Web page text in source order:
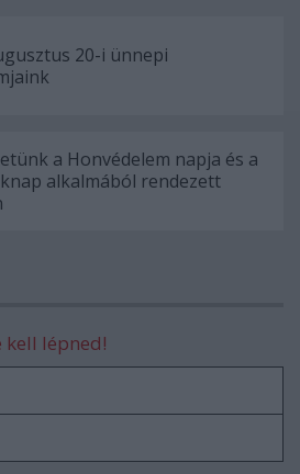
20-i ünnepi
a Honvédelem napja és a
alkalmából rendezett
kell lépned!